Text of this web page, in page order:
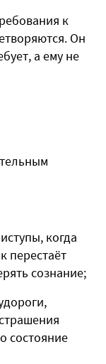
к
Он
а ему не
когда
перестаёт
сознание;
состояние